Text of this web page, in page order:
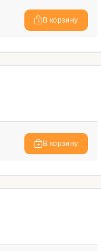
В корзину
В корзину